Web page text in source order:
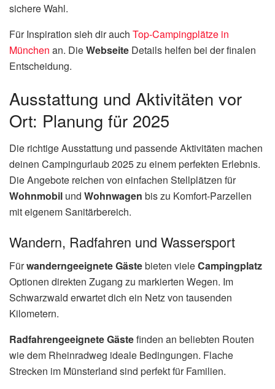
sichere Wahl.
Für Inspiration sieh dir auch Top-Campingplätze in
München an. DieWebseite Details helfen bei der finalen
Entscheidung.
Ausstattung und Aktivitäten vor
Ort: Planung für 2025
Die richtige Ausstattung und passende Aktivitäten machen
deinen Campingurlaub 2025 zu einem perfekten Erlebnis.
Die Angebote reichen von einfachen Stellplätzen für
Wohnmobil und Wohnwagen bis zu Komfort-Parzellen
mit eigenem Sanitärbereich.
Wandern, Radfahren und Wassersport
Fürwanderngeeignete Gästebieten vieleCampingplatz
Optionen direkten Zugang zu markierten Wegen. Im
Schwarzwald erwartet dich ein Netz von tausenden
Kilometern.
Radfahrengeeignete Gästefinden an beliebten Routen
wie dem Rheinradweg ideale Bedingungen. Flache
Strecken im Münsterland sind perfekt für Familien.